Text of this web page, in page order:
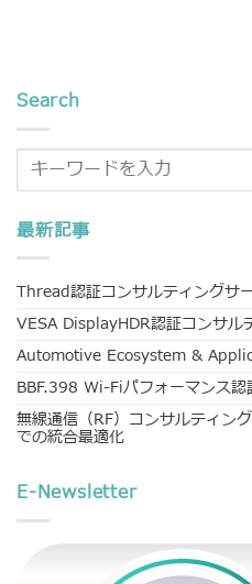
Search
最新記事
Thread認証コンサルティングサ
VESA DisplayHDR認証コンサル
Automotive Ecosystem &
BBF.398 Wi-Fiパフォーマンス
無線通信（RF）コンサルティン
での統合最適化
E-Newsletter